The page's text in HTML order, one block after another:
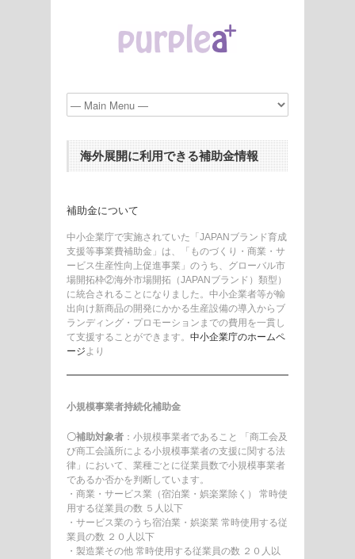
海外展開に利用できる補助金情報
補助金について
中小企業庁で実施されていた「JAPANブランド育成
支援等事業費補助金」は、「ものづくり・商業・サ
ービス生産性向上促進事業」のうち、グローバル市
場開拓枠②海外市場開拓（JAPANブランド）類型）
に統合されることになりました。中小企業者等が輸
出向け新商品の開発にかかる生産設備の導入からブ
ランディング・プロモーションまでの費用を一貫し
て支援することができます。 中小企業庁のホームペ
ージより
小規模事業者持続化補助金
〇補助対象者 ：小規模事業者であること 「商工会及
び商工会議所による小規模事業者の支援に関する法
律」において、業種ごとに従業員数で小規模事業者
であるか否かを判断しています。
・商業・サービス業（宿泊業・娯楽業除く） 常時使
用する従業員の数 ５人以下
・サービス業のうち宿泊業・娯楽業 常時使用する従
業員の数 ２０人以下
・製造業その他 常時使用する従業員の数 ２０人以